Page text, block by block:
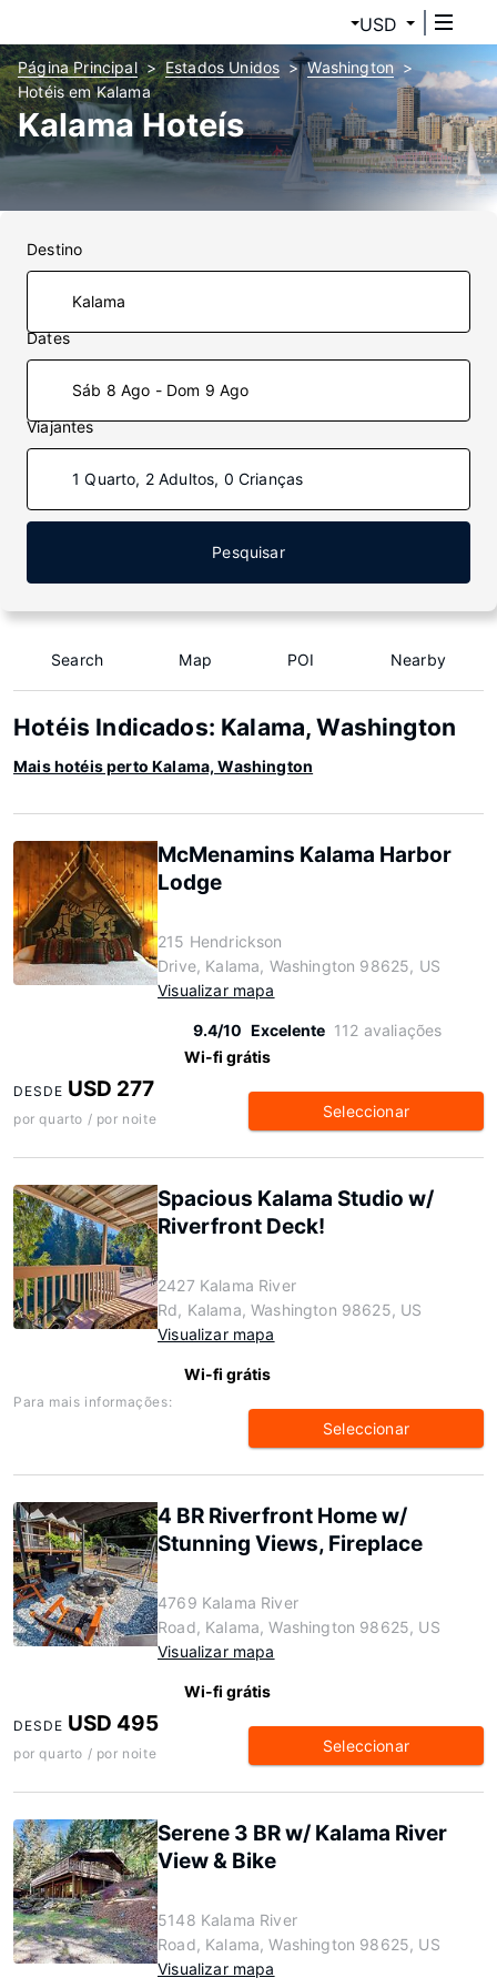
USD
Página Principal Estados Unidos
Washington
Hotéis em Kalama
Kalama Hoteís
Destino
Dates
Sáb 8 Ago - Dom 9 Ago
Viajantes
1 Quarto, 2 Adultos, 0 Crianças
Pesquisar
Search Map POI Nearby
Hotéis Indicados: Kalama, Washington
Mais hotéis perto Kalama, Washington
McMenamins Kalama Harbor
Lodge
215 Hendrickson
Drive, Kalama, Washington 98625, US
Visualizar mapa
9.4/10 Excelente 112 avaliações
Wi-fi grátis
DESDE USD 277
por quarto / por noite Seleccionar
Spacious Kalama Studio w/
Riverfront Deck!
2427 Kalama River
Rd, Kalama, Washington 98625, US
Visualizar mapa
Wi-fi grátis
Para mais informações:
Seleccionar
4 BR Riverfront Home w/
Stunning Views, Fireplace
4769 Kalama River
Road, Kalama, Washington 98625, US
Visualizar mapa
Wi-fi grátis
DESDE USD 495
por quarto / por noite Seleccionar
Serene 3 BR w/ Kalama River
View & Bike
5148 Kalama River
Road, Kalama, Washington 98625, US
Visualizar mapa